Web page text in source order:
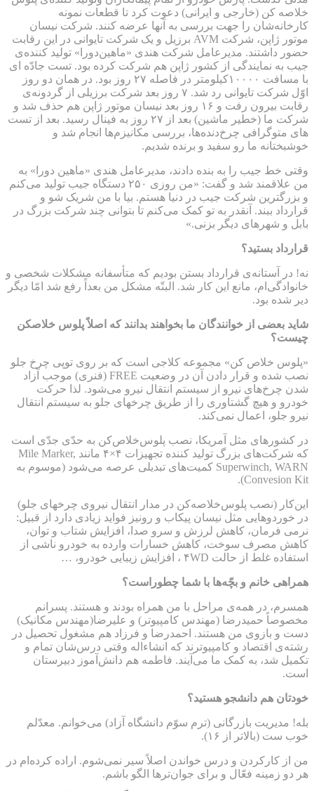
خلاصه کن (خارجی و ایرانی) دعوت کرد تا قطعات نمونه
کارخانه‌شان را جهت بررسی به آنها عرضه کنند. شرکت نیسان
موتور ژاپن، شرکت AVM برزیل و یک شرکت تایوانی در این رقابت
حضور داشتند. مدیرعامل شرکت هندی «ماهین‌دورا» تولید کننده‌ی
جیب به نمایندگی از کشور ژاپن هم شرکت کرده بود. تست جادّه ای
با مسافت ۱۰۰۰۰کیلومتر در فاصله ۲۷ روز بود. در همان دو روز
اوّل شرکت تایوانی رد شد. ۷ روز بعد شرکت برزیلی از گردونه‌ی
رقابت بیرون رفت و ۱۶ روز بعد نیسان موتور ژاپن هم حذف شد و
شرکت‌ ما (خطیر ماشین) بعد از ۲۷ روز به فینال رسید. بعد از تست
های متوگرافی چرخ‌دنده‌ها، بررسی مکانیزم‌ها انجام شد و
خوشبختانه ما رو سفید و برنده شدیم.
وقتی خط جیب را به بنده دادند، مدیرعامل هندی «ماهین دورا» به
من علاقمند شد و گفت: «من روزی ۲۵۰ دستگاه جیب تولید می‌کنم
و بزرگترین شرکت جیب در دنیا هستم. بیا با من شریک شو و
قرارداد ببند. آنقدر به تو کمک می‌کنم تا بتوانی چند شرکت بزرگ در
بابل و شهرهای دیگر بزنی.»
قرارداد بستید؟
نه! در آستانه‌ی قرارداد بستن بودیم که متأسفانه مشکلات شخصی و
خانوادگی‌ام، مانع این کار شد. البتّه مشکل من بعداً رفع شد امّا دیگر
دیر شده بود.
شاید بعضی از خوانندگان ما بخواهند بدانند که اصلاً پلوس خلاصکن
چیست؟
«پلوس خلاص کن» مجموعه‌ کلاجی است که بر روی توپی چرخ جلو
نصب شده و قرار دادن آن در وضعیت FREE (فنری) موجب آزاد
شدن چرخ‌های نیرو از سیستم انتقال نیرو می‌شود. لذا حرکت
خودرو و هیچ گشتاوری را از طریق چرخهای جلو به سیستم انتقال
نیرو جلو، اعمال نمی‌کند.
در کشورهای مثل آمریکا، نصب پلوس‌خلاص‌کن به حدّی جدّی است
که شرکت‌های بزرگ تولید کننده تجهیزات ۴×۴ مانند Mile Marker,
Superwinch, WARN کمیت‌های تبدیلی عرصه می‌شود (موسوم به
Convesion Kit).
این‌کار (نصب پلوس‌خلاصه‌کن در مدار انتقال نیروی چرخهای جلو)
در خوردوهایی مثل نیسان پیکاب و رونیز فواید زیادی دارد از قبیل:
نرمی فرمان، کاهش لرزش و سرو صدا، افزایش شتاب و توان،
کاهش مصرف سوخت، کاهش خسارات وارده به خودرو ناشی از
استفاده غلط از حالت ۴WD ، افزایش زیبایی خودرو، …
همراهی خانم و بچّه‌ها با شما چطوراست؟
همسرم، در همه‌ی مراحل با من همراه بودند و هستند. پسرانم
مخصوصاً حمیدرضا (مهندس کامپیوتر) و علیرضا(مهندس مکانیک)
دست و بازوی من هستند. احمدرضا و فرزاد هم مشغول تحصیل در
رشته‌ی اقتصاد و کامپیوترند که انشاءاله وقتی درس‌شان تمام و
تکمیل شد، به کمک ما می‌آیند. فاطمه هم دانش‌آموز دبیرستان
است.
خودتان هم دانشجو هستید؟
بله! مدیریت بازرگانی (ترم سوّم دانشگاه آزاد) می‌خوانم. معدّلم
خوب ست (بالاتر از ۱۶).
من از کارکردن و درس خواندن اصلاً سیر نمی‌شوم. اراده‌ کرده‌ام در
هر دو زمینه فعّال و برای جوان‌ترها الگو باشم.